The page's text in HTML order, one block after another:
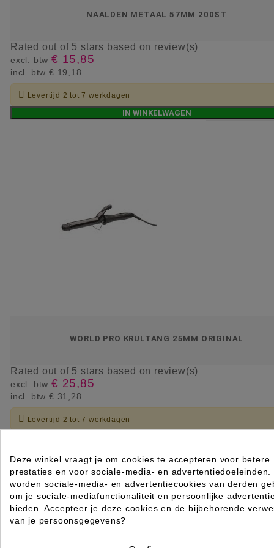
NAALDEN METAAL 57MM 200ST
Rated out of 5 stars based on review(s)
excl. btw € 15,85
incl. btw € 19,18
 Levertijd 2 tot 7 werkdagen
IN WINKELWAGEN
WORLD PRO KRULTANG 25MM ORIGINAL
Rated out of 5 stars based on review(s)
excl. btw € 25,85
incl. btw € 31,28
 Levertijd 2 tot 7 werkdagen
Deze winkel vraagt je om cookies te accepteren voor betere
prestaties en voor sociale-media- en advertentiedoeleinden.
worden sociale-media- en advertentiecookies van derden
om je sociale-mediafunctionaliteit en persoonlijke
bieden. Accepteer je deze cookies en de bijbehorende
van je persoonsgegevens?